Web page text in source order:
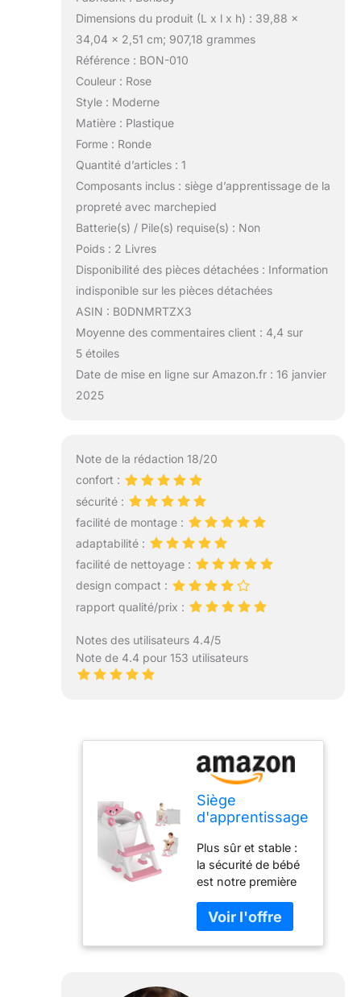
taches, facile à
nettoyer. Pour tout
problème, n'hésitez
Dimensions du produit (L x l x h) : 39,88 x
34,04 x 2,51 cm; 907,18 grammes
Référence : BON-010
Couleur : Rose
Style : Moderne
Matière : Plastique
Forme : Ronde
Quantité d’articles : 1
Composants inclus : siège d’apprentissage de la
propreté avec marchepied
Batterie(s) / Pile(s) requise(s) : Non
Poids : 2 Livres
Disponibilité des pièces détachées : Information
indisponible sur les pièces détachées
ASIN : B0DNMRTZX3
Moyenne des commentaires client : 4,4 sur
5 étoiles
Date de mise en ligne sur Amazon.fr : 16 janvier
2025
Note de la rédaction 18/20
confort :
sécurité :
facilité de montage :
adaptabilité :
facilité de nettoyage :
design compact :
rapport qualité/prix :
Notes des utilisateurs 4.4/5
Note de 4.4 pour 153 utilisateurs
Siège
d'apprentissage
siège de toilette
pour tout-petits
avec marches,
toilettes
d'apprentissage
de la propreté 2
en 1 avec
Plus sûr et stable :
la sécurité de bébé
est notre première
de toilette
d'apprentissage de
la propreté adopte